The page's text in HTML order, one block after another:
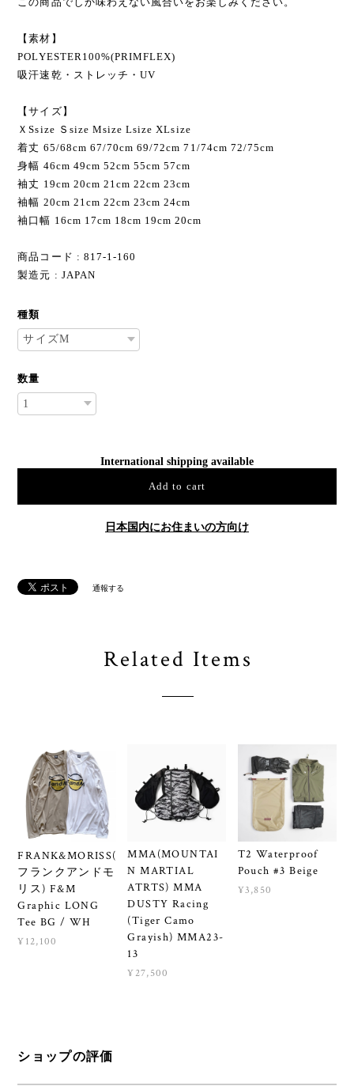
【素材】
POLYESTER100%(PRIMFLEX)
吸汗速乾・ストレッチ・UV
【サイズ】
ＸSsize Ｓsize Мsize Lsize XLsize
着丈 65/68cm 67/70cm 69/72cm 71/74cm 72/75cm
身幅 46cm 49cm 52cm 55cm 57cm
袖丈 19cm 20cm 21cm 22cm 23cm
袖幅 20cm 21cm 22cm 23cm 24cm
袖口幅 16cm 17cm 18cm 19cm 20cm
商品コード : 817-1-160
製造元 : JAPAN
種類
数量
International shipping available
Add to cart
日本国内にお住まいの方向け
通報する
Related Items
FRANK&MORISS(
フランクアンドモ
リス) F&M
Graphic LONG
Tee BG / WH
¥12,100
MMA(MOUNTAI
N MARTIAL
ATRTS) MMA
DUSTY Racing
(Tiger Camo
Grayish) MMA23-
13
¥27,500
T2 Waterproof
Pouch #3 Beige
¥3,850
ショップの評価